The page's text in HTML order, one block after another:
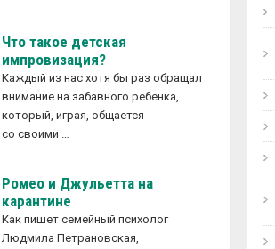
Что такое детская
импровизация?
Каждый из нас хотя бы раз обращал
внимание на забавного ребенка,
который, играя, общается
со своими …
Ромео и Джульетта на
карантине
Как пишет семейный психолог
Людмила Петрановская,